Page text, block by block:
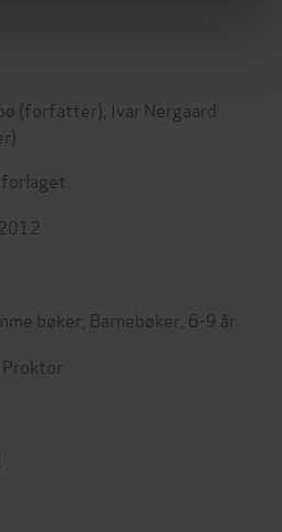
(forfatter), Ivar Nergaard
bøker Barnebøker 6-9 år